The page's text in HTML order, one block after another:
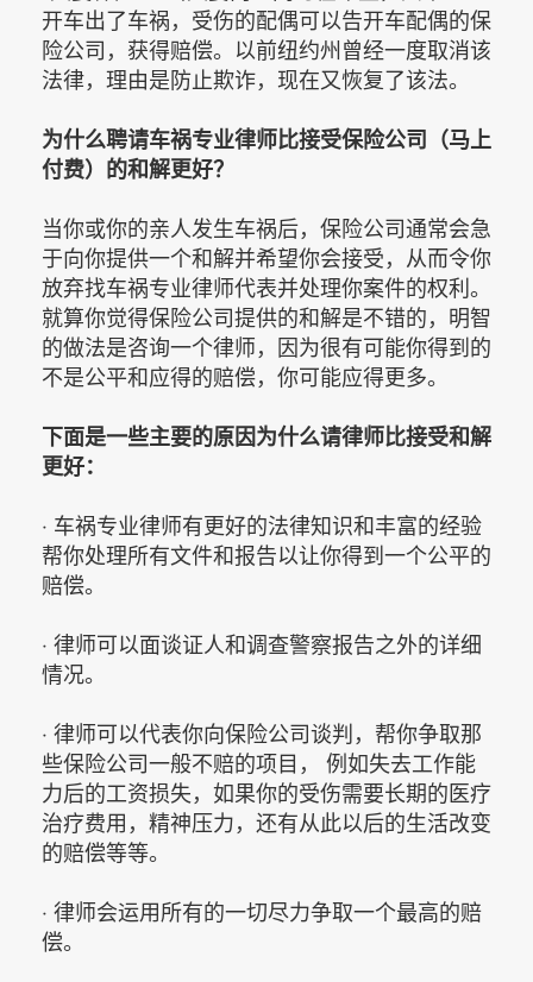
开车出了车祸，受伤的配偶可以告开车配偶的保
险公司，获得赔偿。以前纽约州曾经一度取消该
法律，理由是防止欺诈，现在又恢复了该法。
为什么聘请车祸专业律师比接受保险公司（马上
付费）的和解更好？
当你或你的亲人发生车祸后，保险公司通常会急
于向你提供一个和解并希望你会接受，从而令你
放弃找车祸专业律师代表并处理你案件的权利。
就算你觉得保险公司提供的和解是不错的，明智
的做法是咨询一个律师，因为很有可能你得到的
不是公平和应得的赔偿，你可能应得更多。
下面是一些主要的原因为什么请律师比接受和解
更好：
‧ 车祸专业律师有更好的法律知识和丰富的经验
帮你处理所有文件和报告以让你得到一个公平的
赔偿。
‧ 律师可以面谈证人和调查警察报告之外的详细
情况。
‧ 律师可以代表你向保险公司谈判，帮你争取那
些保险公司一般不赔的项目， 例如失去工作能
力后的工资损失，如果你的受伤需要长期的医疗
治疗费用，精神压力，还有从此以后的生活改变
的赔偿等等。
‧ 律师会运用所有的一切尽力争取一个最高的赔
偿。